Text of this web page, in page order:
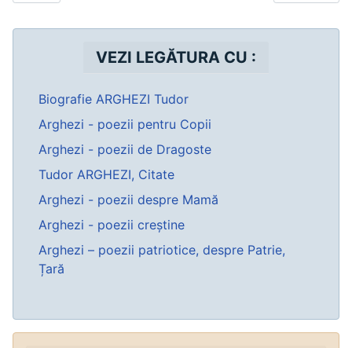
VEZI LEGĂTURA CU :
Biografie ARGHEZI Tudor
Arghezi - poezii pentru Copii
Arghezi - poezii de Dragoste
Tudor ARGHEZI, Citate
Arghezi - poezii despre Mamă
Arghezi - poezii creștine
Arghezi – poezii patriotice, despre Patrie,
Țară